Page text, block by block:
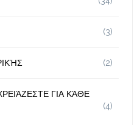
(3)
(2)
ΓΙΑ ΚΆΘΕ
(4)